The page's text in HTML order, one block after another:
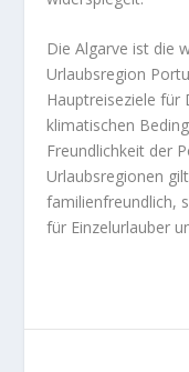
Die Algarve ist die
Urlaubsregion
Hauptreiseziele für
klimatischen
Freundlichkeit der
Urlaubsregionen
familienfreundlich,
für Einzelurlauber